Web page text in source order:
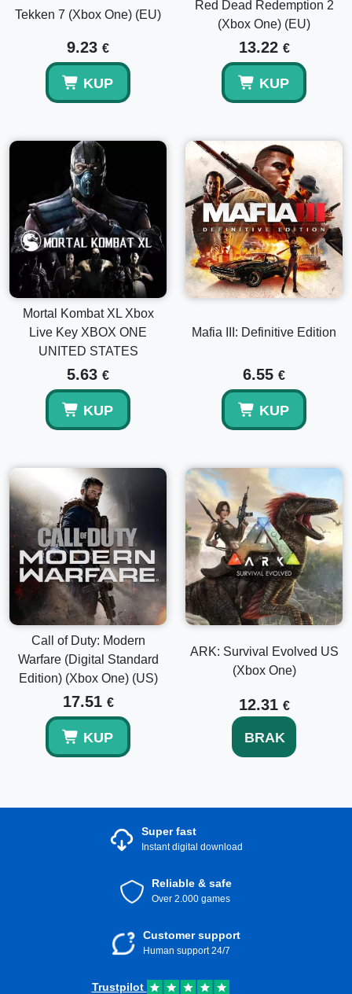
Tekken 7 (Xbox One) (EU)
9.23 €
KUP
Red Dead Redemption 2
(Xbox One) (EU)
13.22 €
KUP
Mortal Kombat XL Xbox
Live Key XBOX ONE
UNITED STATES
5.63 €
KUP
Mafia III: Definitive Edition
6.55 €
KUP
Call of Duty: Modern
Warfare (Digital Standard
Edition) (Xbox One) (US)
17.51 €
KUP
ARK: Survival Evolved US
(Xbox One)
12.31 €
BRAK
Super fast
Instant digital download
Reliable & safe
Over 2.000 games
Customer support
Human support 24/7
Trustpilot